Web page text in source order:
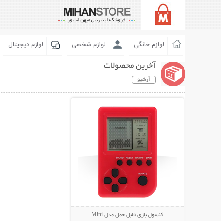
لوازم خانگی لوازم شخصی لوازم دیجیتال
آخرین محصولات
آرشیو
کنسول بازی قابل حمل مدل Mini